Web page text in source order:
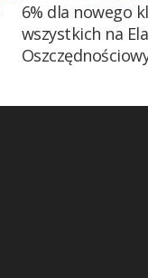
6% dla nowego
wszystkich na